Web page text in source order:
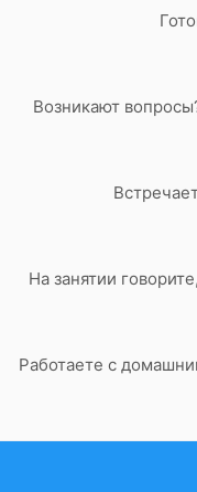
Возникают
На занятии
Работаете с